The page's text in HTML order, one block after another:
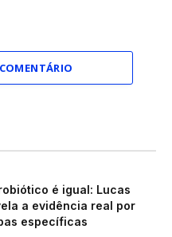
é igual: Lucas
a evidência real por
específicas